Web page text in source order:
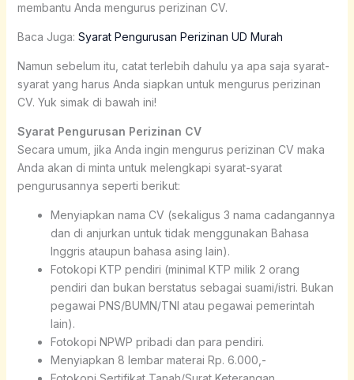
membantu Anda mengurus perizinan CV.
Baca Juga: Syarat Pengurusan Perizinan UD Murah
Namun sebelum itu, catat terlebih dahulu ya apa saja syarat-
syarat yang harus Anda siapkan untuk mengurus perizinan
CV. Yuk simak di bawah ini!
Syarat Pengurusan Perizinan CV
Secara umum, jika Anda ingin mengurus perizinan CV maka
Anda akan di minta untuk melengkapi syarat-syarat
pengurusannya seperti berikut:
Menyiapkan nama CV (sekaligus 3 nama cadangannya
dan di anjurkan untuk tidak menggunakan Bahasa
Inggris ataupun bahasa asing lain).
Fotokopi KTP pendiri (minimal KTP milik 2 orang
pendiri dan bukan berstatus sebagai suami/istri. Bukan
pegawai PNS/BUMN/TNI atau pegawai pemerintah
lain).
Fotokopi NPWP pribadi dan para pendiri.
Menyiapkan 8 lembar materai Rp. 6.000,-